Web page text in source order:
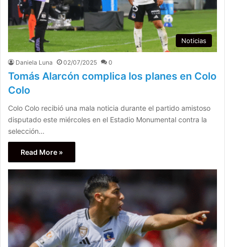
Noticias
Daniela Luna 02/07/2025 0
Tomás Alarcón complica los planes en Colo
Colo
Colo Colo recibió una mala noticia durante el partido amistoso
disputado este miércoles en el Estadio Monumental contra la
selección…
Read More »